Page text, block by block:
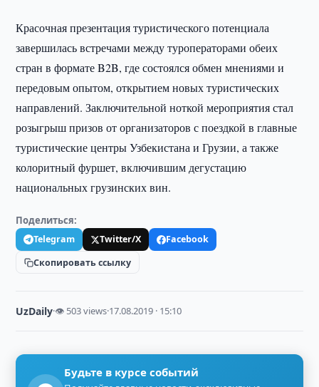
Красочная презентация туристического потенциала
завершилась встречами между туроператорами обеих
стран в формате B2B, где состоялся обмен мнениями и
передовым опытом, открытием новых туристических
направлений. Заключительной ноткой мероприятия стал
розыгрыш призов от организаторов с поездкой в главные
туристические центры Узбекистана и Грузии, а также
колоритный фуршет, включившим дегустацию
национальных грузинских вин.
Поделиться:
Telegram Twitter/X
Facebook
Скопировать ссылку
UzDaily·👁 503 views·17.08.2019 · 15:10
Будьте в курсе событий